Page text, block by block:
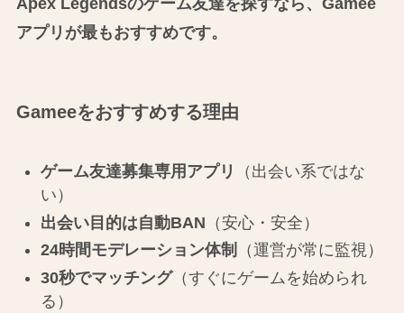
アプリが最もおすすめです。
Gameeをおすすめする理由
ゲーム友達募集専用アプリ
（出会い系ではな
い）
出会い目的は自動BAN （安心・安全）
24時間モデレーション体制
（運営が常に監視）
30秒でマッチング（すぐにゲームを始められ
る）